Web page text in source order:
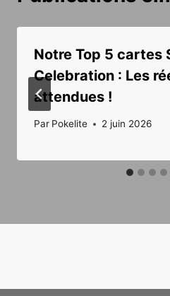
Notre Top 5 cartes
Celebration : Les
attendues !
Par Pokelite 2 juin 2026